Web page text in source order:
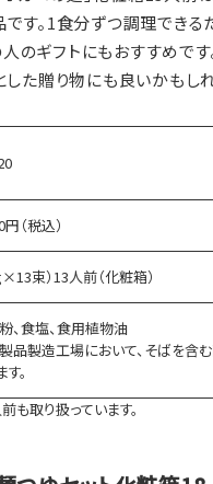
す。1食分ずつ調理できる
のギフトにもおすすめで
とした贈り物にも良いかもし
（税込）
束）13人前（化粧箱）
、食塩、食用植物油
品製造工場において、そばを含
。
も取り扱っています。